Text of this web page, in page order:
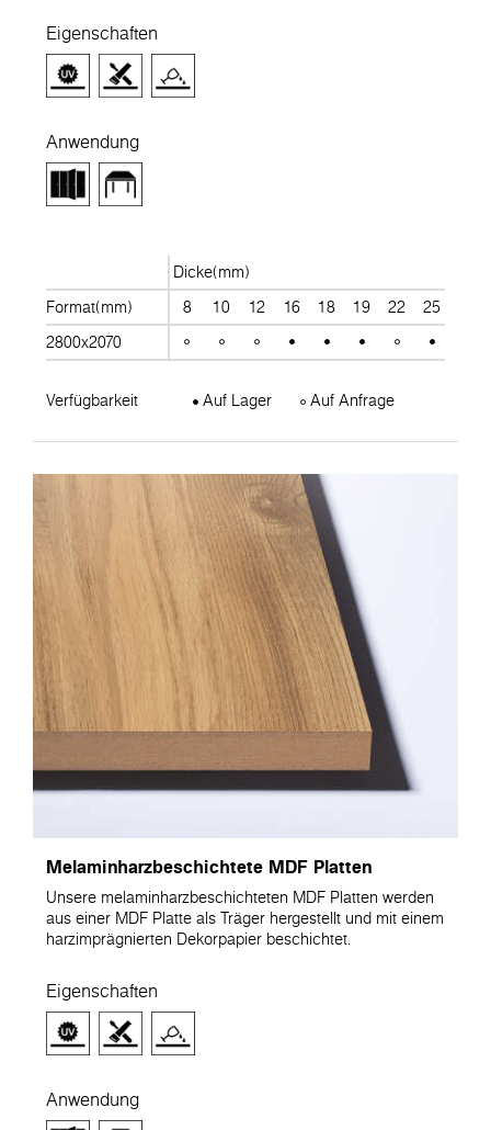
Eigenschaften
Anwendung
Dicke(mm)
Format(mm)
8 10 12 16 18 19 22 25
2800x2070
Verfügbarkeit Auf Lager Auf Anfrage
Melaminharzbeschichtete MDF Platten
Unsere melaminharzbeschichteten MDF Platten werden
aus einer MDF Platte als Träger hergestellt und mit einem
harzimprägnierten Dekorpapier beschichtet.
Eigenschaften
Anwendung